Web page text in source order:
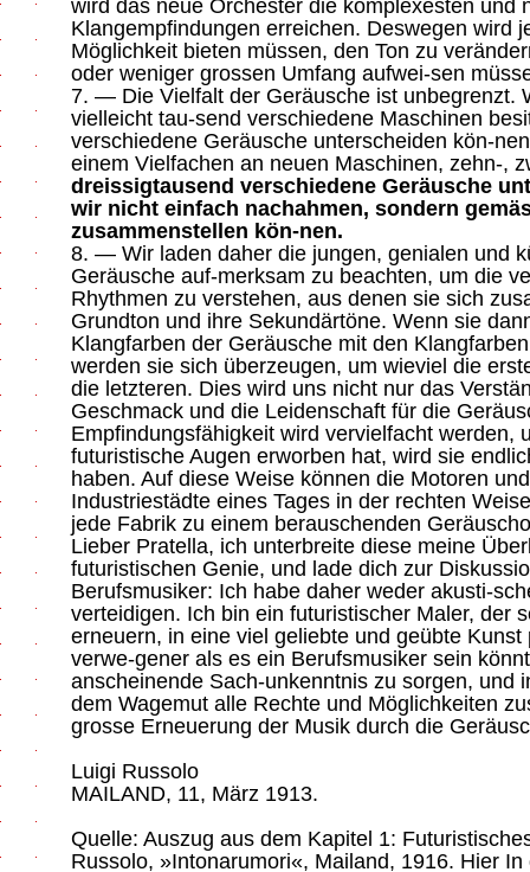
wird das neue Orchester die komplexesten und
Klangempfindungen erreichen. Deswegen wird
Möglichkeit bieten müssen, den Ton zu
oder weniger grossen Umfang aufwei-sen
7. — Die Vielfalt der Geräusche ist unbegrenzt.
vielleicht tau-send verschiedene Maschinen
verschiedene Geräusche unterscheiden kön-
einem Vielfachen an neuen Maschinen, zehn-,
dreissigtausend verschiedene Geräusche
wir nicht einfach nachahmen, sondern
zusammenstellen kön-nen.
8. — Wir laden daher die jungen, genialen und
Geräusche auf-merksam zu beachten, um die
Rhythmen zu verstehen, aus denen sie sich
Grundton und ihre Sekundärtöne. Wenn sie
Klangfarben der Geräusche mit den
werden sie sich überzeugen, um wieviel die
die letzteren. Dies wird uns nicht nur das
Geschmack und die Leidenschaft für die
Empfindungsfähigkeit wird vervielfacht werden,
futuristische Augen erworben hat, wird sie
haben. Auf diese Weise können die Motoren
Industriestädte eines Tages in der rechten
jede Fabrik zu einem berauschenden
Lieber Pratella, ich unterbreite diese meine
futuristischen Genie, und lade dich zur
Berufsmusiker: Ich habe daher weder akusti-
verteidigen. Ich bin ein futuristischer Maler, der
erneuern, in eine viel geliebte und geübte
verwe-gener als es ein Berufsmusiker sein
anscheinende Sach-unkenntnis zu sorgen, und
dem Wagemut alle Rechte und Möglichkeiten
grosse Erneuerung der Musik durch die
Luigi Russolo
MAILAND, 11, März 1913.
Quelle: Auszug aus dem Kapitel 1:
Russolo, »Intonarumori«, Mailand, 1916. Hier